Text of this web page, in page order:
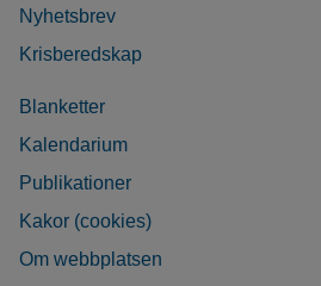
Nyhetsbrev
Krisberedskap
Blanketter
Kalendarium
Publikationer
Kakor (cookies)
Om webbplatsen